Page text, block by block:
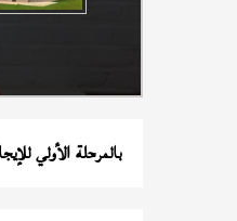
بالمرحلة الأولي